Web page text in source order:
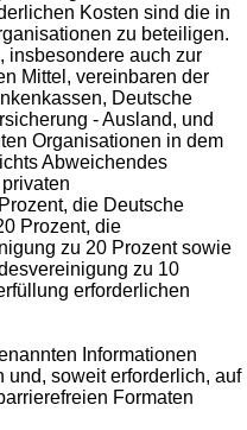
Kosten sind die in
zu beteiligen.
insbesondere auch zur
Mittel, vereinbaren der
Deutsche
- Ausland, und
Organisationen in dem
Abweichendes
die Deutsche
Prozent, die
zu 20 Prozent sowie
zu 10
erforderlichen
Informationen
soweit erforderlich, auf
Formaten